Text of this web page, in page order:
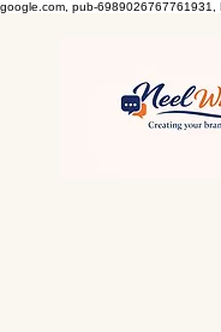
google.com, pub-6989026767761931,